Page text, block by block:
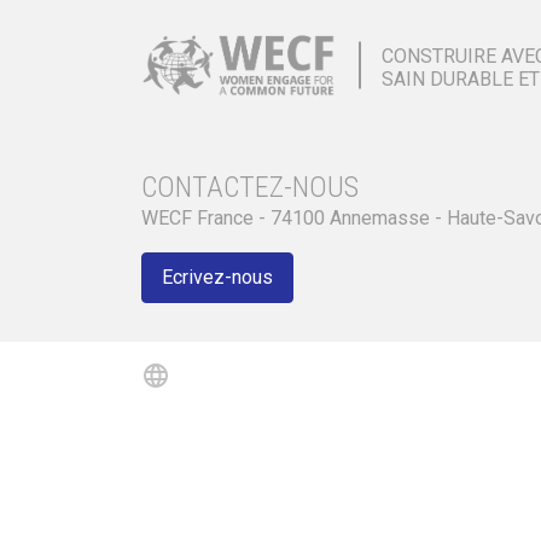
CONSTRUIRE
SAIN DURABLE
CONTACTEZ-NOUS
WECF France - 74100 Annemasse - Haute-
Ecrivez-nous
language